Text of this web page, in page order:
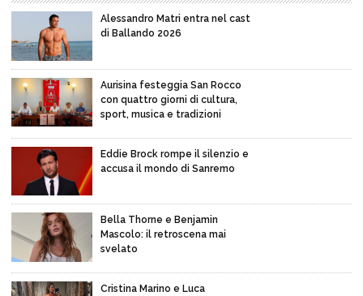
Alessandro Matri entra nel cast
di Ballando 2026
Aurisina festeggia San Rocco
con quattro giorni di cultura,
sport, musica e tradizioni
Eddie Brock rompe il silenzio e
accusa il mondo di Sanremo
Bella Thorne e Benjamin
Mascolo: il retroscena mai
svelato
Cristina Marino e Luca